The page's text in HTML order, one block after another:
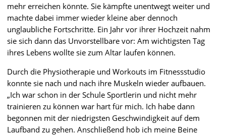
mehr erreichen könnte. Sie kämpfte unentwegt weiter und
machte dabei immer wieder kleine aber dennoch
unglaubliche Fortschritte. Ein Jahr vor ihrer Hochzeit nahm
sie sich dann das Unvorstellbare vor: Am wichtigsten Tag
ihres Lebens wollte sie zum Altar laufen können.
Durch die Physiotherapie und Workouts im Fitnessstudio
konnte sie nach und nach ihre Muskeln wieder aufbauen.
„Ich war schon in der Schule Sportlerin und nicht mehr
trainieren zu können war hart für mich. Ich habe dann
begonnen mit der niedrigsten Geschwindigkeit auf dem
Laufband zu gehen. Anschließend hob ich meine Beine